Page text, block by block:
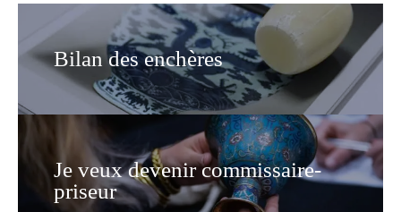
Bilan des enchères
Je veux devenir commissaire-
priseur